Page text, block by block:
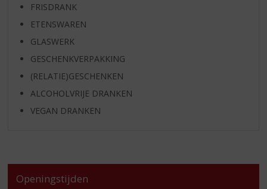
FRISDRANK
ETENSWAREN
GLASWERK
GESCHENKVERPAKKING
(RELATIE)GESCHENKEN
ALCOHOLVRIJE DRANKEN
VEGAN DRANKEN
Openingstijden